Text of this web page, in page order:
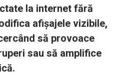
la internet fără
afișajele vizibile,
să provoace
sau să amplifice